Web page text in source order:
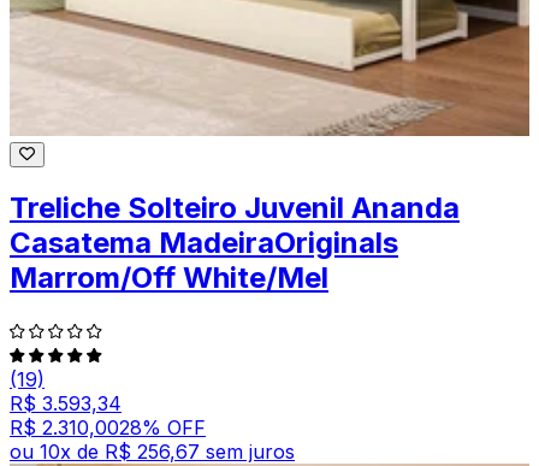
Treliche Solteiro Juvenil Ananda
Casatema MadeiraOriginals
Marrom/Off White/Mel
(19)
R$ 3.593,34
R$ 2.310,0028% OFF
ou 10x de R$ 256,67 sem juros